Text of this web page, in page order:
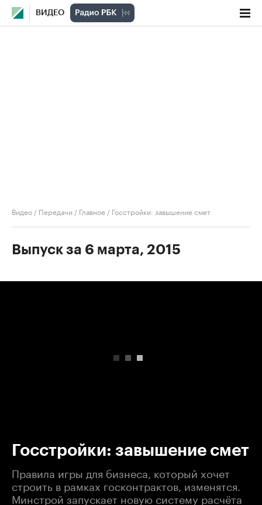
ВИДЕО
Видео / Передачи / Главное / Госстройки: завышение смет
Выпуск за 6 марта, 2015
Госстройки: завышение смет
Правила игры для бизнеса, который хочет
строить в рамках госконтрактов, изменятся.
Минстрой запускает новую систему расчёта